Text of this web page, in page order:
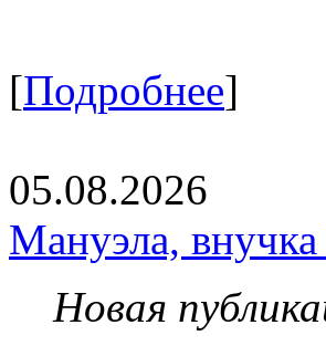
[Подробнее]
05.08.2026
Мануэла, внучка
Новая